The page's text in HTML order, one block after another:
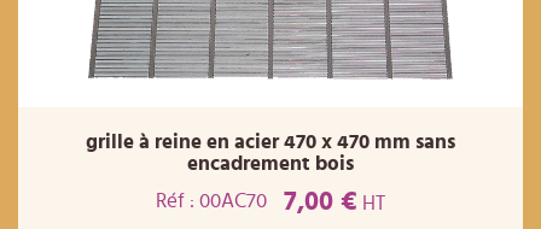
grille à reine en acier 470 x 470 mm sans
encadrement bois
Réf : 00AC70
7,00 € HT